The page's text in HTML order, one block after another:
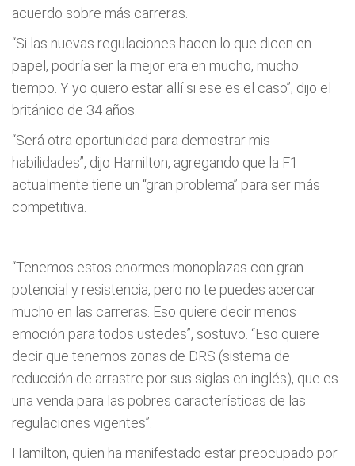
acuerdo sobre más carreras.
“Si las nuevas regulaciones hacen lo que dicen en
papel, podría ser la mejor era en mucho, mucho
tiempo. Y yo quiero estar allí si ese es el caso”, dijo el
británico de 34 años.
“Será otra oportunidad para demostrar mis
habilidades”, dijo Hamilton, agregando que la F1
actualmente tiene un “gran problema” para ser más
competitiva.
“Tenemos estos enormes monoplazas con gran
potencial y resistencia, pero no te puedes acercar
mucho en las carreras. Eso quiere decir menos
emoción para todos ustedes”, sostuvo. “Eso quiere
decir que tenemos zonas de DRS (sistema de
reducción de arrastre por sus siglas en inglés), que es
una venda para las pobres características de las
regulaciones vigentes”.
Hamilton, quien ha manifestado estar preocupado por